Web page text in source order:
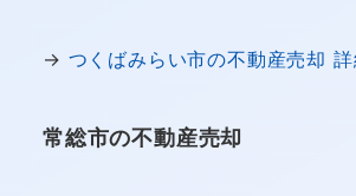
→ つくばみらい市の不動産売却
常総市の不動産売却